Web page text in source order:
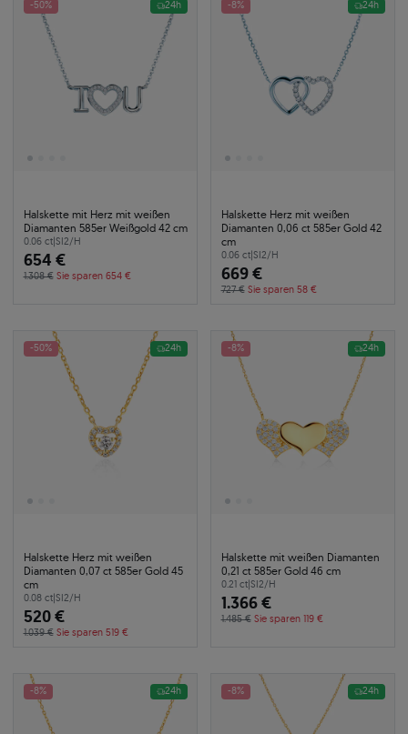
-50% 24h
Halskette mit Herz mit weißen
Diamanten 585er Weißgold 42 cm
0.06 ct|SI2/H
654 €
1.308 € Sie sparen 654 €
-8% 24h
Halskette Herz mit weißen
Diamanten 0,06 ct 585er Gold 42
cm
0.06 ct|SI2/H
669 €
727 € Sie sparen 58 €
-50% 24h
Halskette Herz mit weißen
Diamanten 0,07 ct 585er Gold 45
cm
0.08 ct|SI2/H
520 €
1.039 € Sie sparen 519 €
-8% 24h
Halskette mit weißen Diamanten
0,21 ct 585er Gold 46 cm
0.21 ct|SI2/H
1.366 €
1.485 € Sie sparen 119 €
-8% 24h -8% 24h